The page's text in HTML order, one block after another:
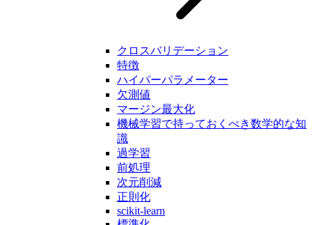
クロスバリデーション
特徴
ハイパーパラメーター
欠測値
マージン最大化
機械学習で持っておくべき数学的な知
識
過学習
前処理
次元削減
正則化
scikit-learn